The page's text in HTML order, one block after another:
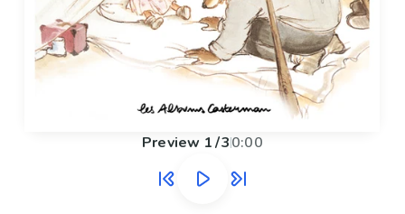
Preview 1/30:00